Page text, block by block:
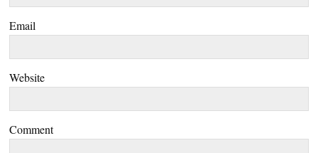
Email
Website
Comment